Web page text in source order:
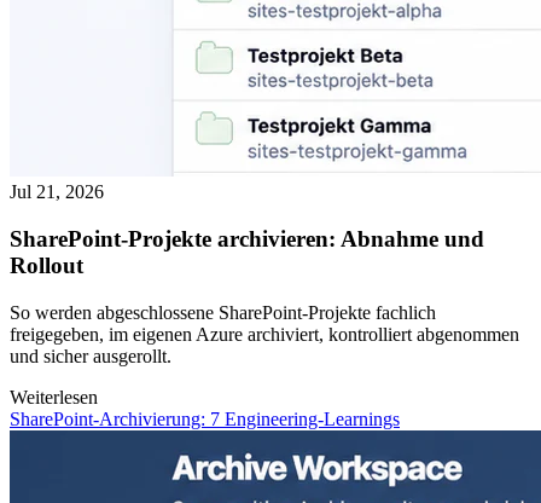
Jul 21, 2026
SharePoint-Projekte archivieren: Abnahme und
Rollout
So werden abgeschlossene SharePoint-Projekte fachlich
freigegeben, im eigenen Azure archiviert, kontrolliert abgenommen
und sicher ausgerollt.
Weiterlesen
SharePoint-Archivierung: 7 Engineering-Learnings